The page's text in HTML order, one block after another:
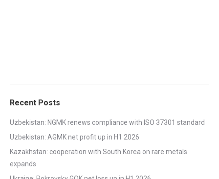
Recent Posts
Uzbekistan: NGMK renews compliance with ISO 37301 standard
Uzbekistan: AGMK net profit up in H1 2026
Kazakhstan: cooperation with South Korea on rare metals
expands